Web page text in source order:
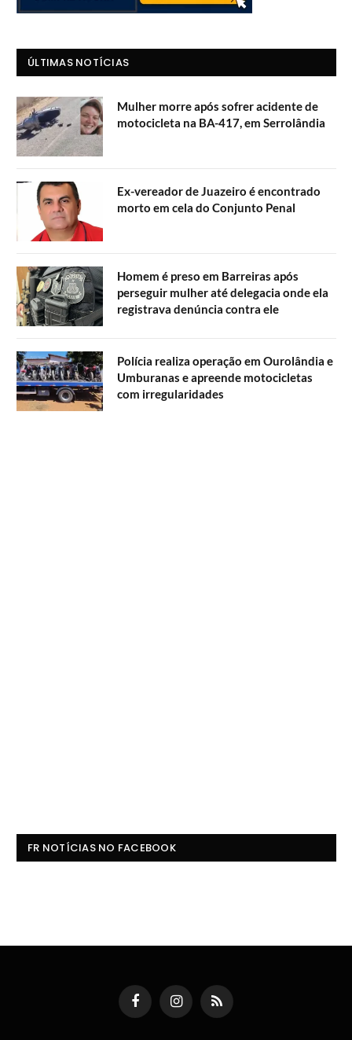
ÚLTIMAS NOTÍCIAS
Mulher morre após sofrer acidente de
motocicleta na BA-417, em Serrolândia
Ex-vereador de Juazeiro é encontrado
morto em cela do Conjunto Penal
Homem é preso em Barreiras após
perseguir mulher até delegacia onde ela
registrava denúncia contra ele
Polícia realiza operação em Ourolândia e
Umburanas e apreende motocicletas
com irregularidades
FR NOTÍCIAS NO FACEBOOK
FacebookInstagramRSS